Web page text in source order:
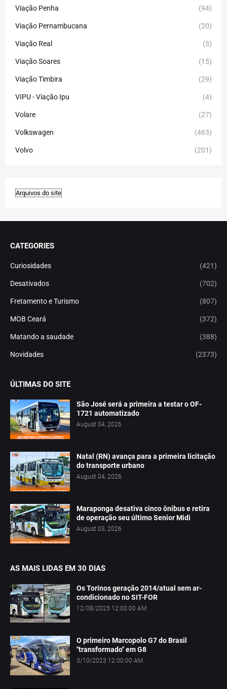
Viação Penha (94)
Viação Pernambucana (20)
Viação Real (3)
Viação Soares (15)
Viação Timbira (29)
VIPU - Viação Ipu (4)
Volare (27)
Volkswagen (463)
Volvo (201)
CATEGORIES
Curiosidades (421)
Desativados (702)
Fretamento e Turismo (807)
MOB Ceará (372)
Matando a saudade (388)
Novidades (2373)
ÚLTIMAS DO SITE
São José será a primeira a testar o OF-
1721 automatizado
August 04, 2026
Natal (RN) avança para a primeira licitação
do transporte urbano
August 04, 2026
Maraponga desativa cinco ônibus e retira
de operação seu último Senior Midi
August 03, 2026
AS MAIS LIDAS EM 30 DIAS
Os Torinos geração 2014/atual sem ar-
condicionado no SIT-FOR
12/08/2025 12:00:00 AM
O primeiro Marcopolo G7 do Brasil
"transformado" em G8
3/10/2023 12:00:00 AM